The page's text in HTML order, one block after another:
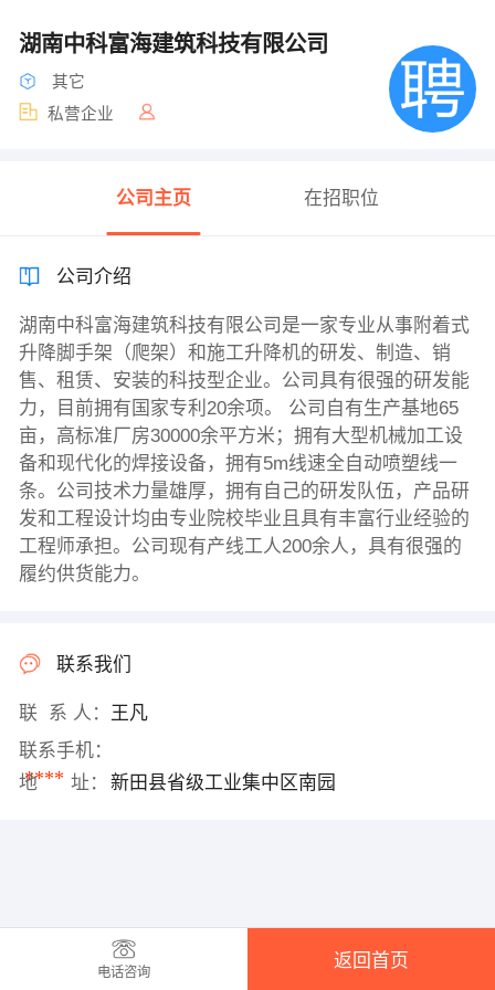
湖南中科富海建筑科技有限公司
其它
私营企业
公司主页 在招职位
公司介绍
湖南中科富海建筑科技有限公司是一家专业从事附着式
升降脚手架（爬架）和施工升降机的研发、制造、销
售、租赁、安装的科技型企业。公司具有很强的研发能
力，目前拥有国家专利20余项。 公司自有生产基地65
亩，高标准厂房30000余平方米；拥有大型机械加工设
备和现代化的焊接设备，拥有5m线速全自动喷塑线一
条。公司技术力量雄厚，拥有自己的研发队伍，产品研
发和工程设计均由专业院校毕业且具有丰富行业经验的
工程师承担。公司现有产线工人200余人，具有很强的
履约供货能力。
联系我们
联 系 人： 王凡
联系手机：
****
地 址： 新田县省级工业集中区南园
电话咨询
返回首页